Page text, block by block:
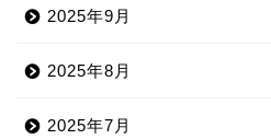
2025年9月
2025年8月
2025年7月